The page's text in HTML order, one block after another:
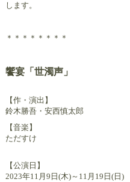
します。
＊＊＊＊＊＊＊＊
饗宴「世濁声」
【作・演出】
鈴木勝吾・安西慎太郎
【音楽】
ただすけ
【公演日】
2023年11月9日(木)～11月19日(日)